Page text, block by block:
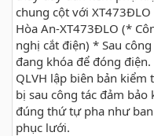
chung cột với
Hòa An-XT473ĐLO (*
nghị cắt điện) * Sau
đang khóa để đóng
QLVH lập biên bản
bị sau công tác đảm
đúng thứ tự pha như
phục lưới.